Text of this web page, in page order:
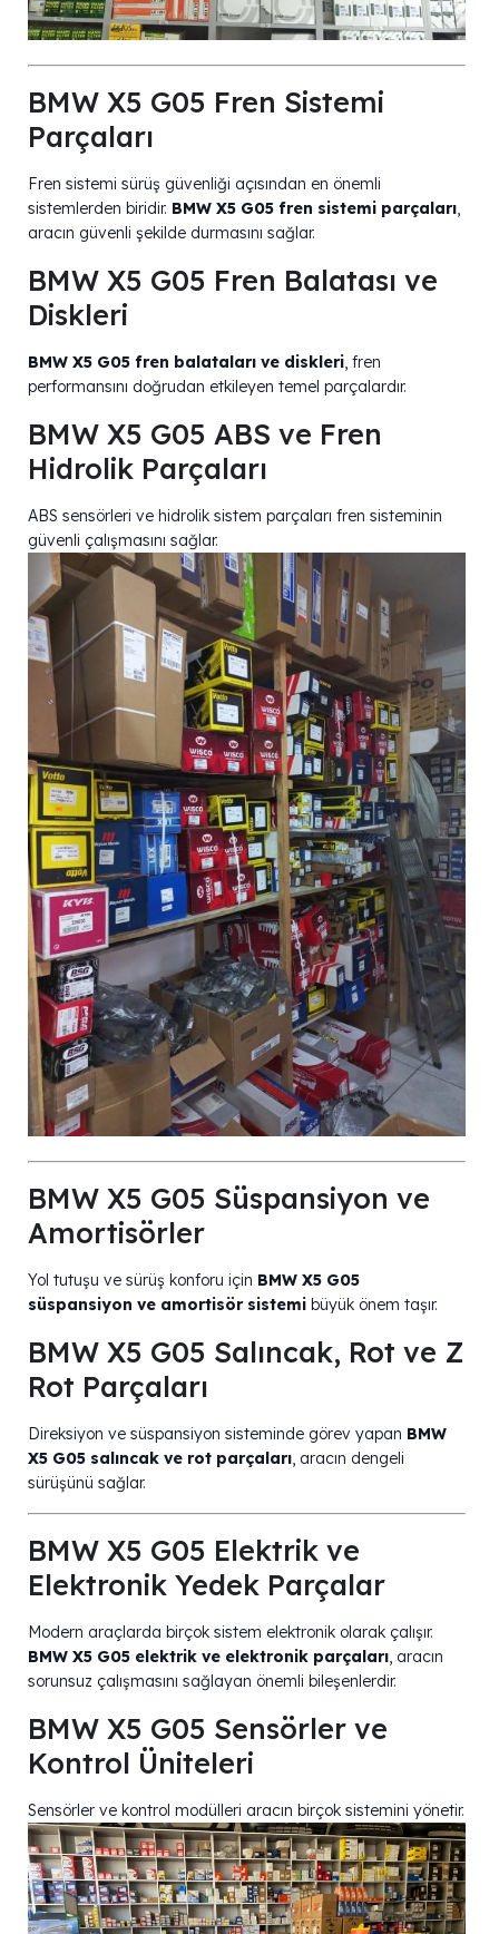
BMW X5 G05 Fren Sistemi
Parçaları
Fren sistemi sürüş güvenliği açısından en önemli
sistemlerden biridir.
BMW X5 G05 fren sistemi parçaları,
aracın güvenli şekilde durmasını sağlar.
BMW X5 G05 Fren Balatası ve
Diskleri
BMW X5 G05 fren balataları ve diskleri, fren
performansını doğrudan etkileyen temel parçalardır.
BMW X5 G05 ABS ve Fren
Hidrolik Parçaları
ABS sensörleri ve hidrolik sistem parçaları fren sisteminin
güvenli çalışmasını sağlar.
BMW X5 G05 Süspansiyon ve
Amortisörler
Yol tutuşu ve sürüş konforu için BMW X5 G05
süspansiyon ve amortisör sistemi büyük önem taşır.
BMW X5 G05 Salıncak, Rot ve Z
Rot Parçaları
Direksiyon ve süspansiyon sisteminde görev yapan BMW
X5 G05 salıncak ve rot parçaları, aracın dengeli
sürüşünü sağlar.
BMW X5 G05 Elektrik ve
Elektronik Yedek Parçalar
Modern araçlarda birçok sistem elektronik olarak çalışır.
BMW X5 G05 elektrik ve elektronik parçaları, aracın
sorunsuz çalışmasını sağlayan önemli bileşenlerdir.
BMW X5 G05 Sensörler ve
Kontrol Üniteleri
Sensörler ve kontrol modülleri aracın birçok sistemini yönetir.